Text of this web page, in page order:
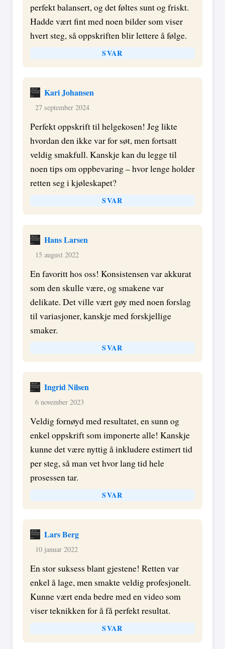
perfekt balansert, og det føltes sunt og friskt.
Hadde vært fint med noen bilder som viser
hvert steg, så oppskriften blir lettere å følge.
SVAR
Kari Johansen
27 september 2024
Perfekt oppskrift til helgekosen! Jeg likte
hvordan den ikke var for søt, men fortsatt
veldig smakfull. Kanskje kan du legge til
noen tips om oppbevaring – hvor lenge holder
retten seg i kjøleskapet?
SVAR
Hans Larsen
15 august 2022
En favoritt hos oss! Konsistensen var akkurat
som den skulle være, og smakene var
delikate. Det ville vært gøy med noen forslag
til variasjoner, kanskje med forskjellige
smaker.
SVAR
Ingrid Nilsen
6 november 2023
Veldig fornøyd med resultatet, en sunn og
enkel oppskrift som imponerte alle! Kanskje
kunne det være nyttig å inkludere estimert tid
per steg, så man vet hvor lang tid hele
prosessen tar.
SVAR
Lars Berg
10 januar 2022
En stor suksess blant gjestene! Retten var
enkel å lage, men smakte veldig profesjonelt.
Kunne vært enda bedre med en video som
viser teknikken for å få perfekt resultat.
SVAR